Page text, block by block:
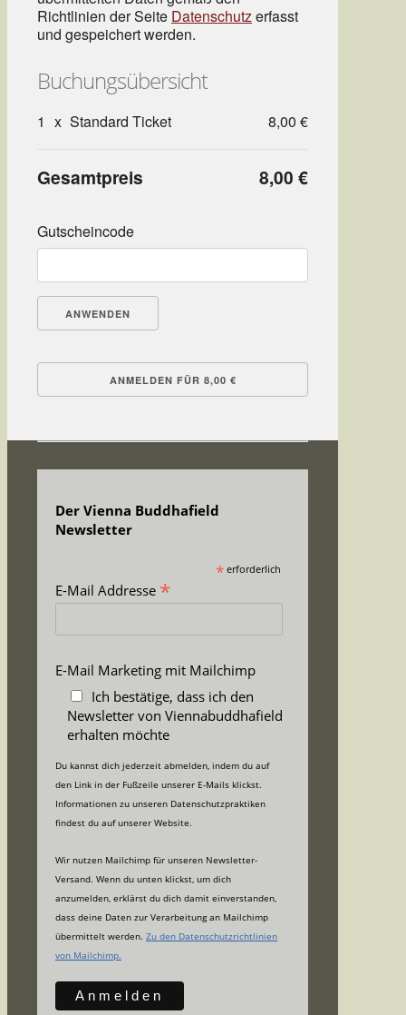
Richtlinien der Seite Datenschutzerfasst
und gespeichert werden.
Buchungsübersicht
1 x Standard Ticket 8,00 €
Gesamtpreis 8,00 €
Gutscheincode
ANWENDEN
Der Vienna Buddhafield
Newsletter
*erforderlich
E-Mail Addresse *
E-Mail Marketing mit Mailchimp
Ich bestätige, dass ich den
Newsletter von Viennabuddhafield
erhalten möchte
Du kannst dich jederzeit abmelden, indem du auf
den Link in der Fußzeile unserer E-Mails klickst.
Informationen zu unseren Datenschutzpraktiken
findest du auf unserer Website.
Wir nutzen Mailchimp für unseren Newsletter-
Versand. Wenn du unten klickst, um dich
anzumelden, erklärst du dich damit einverstanden,
dass deine Daten zur Verarbeitung an Mailchimp
übermittelt werden. Zu den Datenschutzrichtlinien
von Mailchimp.